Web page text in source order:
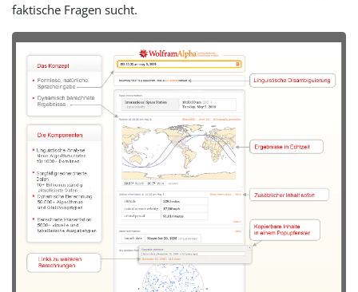
faktische Fragen sucht.